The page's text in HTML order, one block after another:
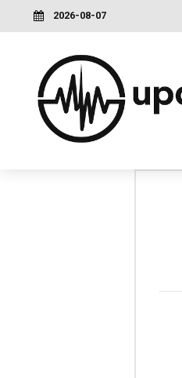
2026-08-07